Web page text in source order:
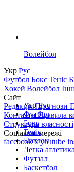
Волейбол
Укр Рус
Футбол Бокс Теніс
Хокей Волейбол
Сайт
РедакціяПрогнози
КонтактиПравила
Структура власності
Соціальні мережі
facebookxyoutube
УкрРус
Футбол
Бокс
Теніс
Біатлон
Легка атлетика
Футзал
Баскетбол